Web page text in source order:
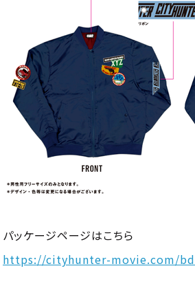
パッケージページはこちら
https://cityhunter-movie.com/